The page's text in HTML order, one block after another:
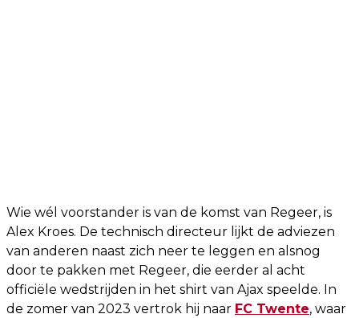
Wie wél voorstander is van de komst van Regeer, is
Alex Kroes. De technisch directeur lijkt de adviezen
van anderen naast zich neer te leggen en alsnog
door te pakken met Regeer, die eerder al acht
officiële wedstrijden in het shirt van Ajax speelde. In
de zomer van 2023 vertrok hij naar FC Twente, waar